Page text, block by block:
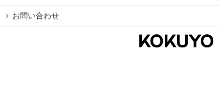
お問い合わせ